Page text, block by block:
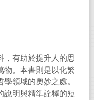
，有助於提升人的思
物。本書則是以化繁
領域的奧妙之處。
說明與精準詮釋的短